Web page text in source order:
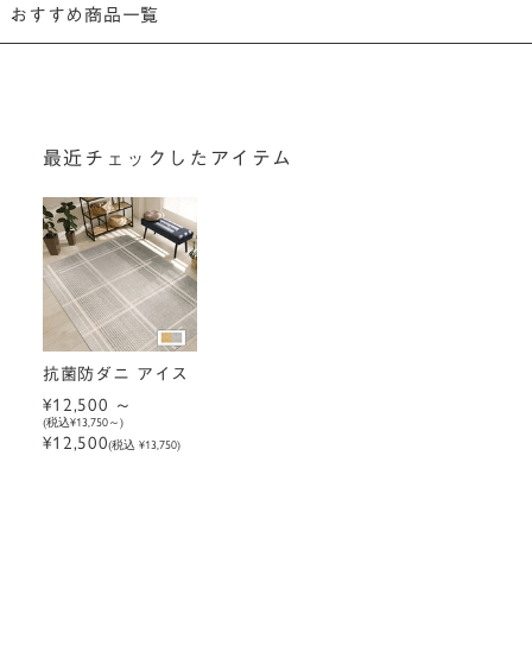
おすすめ商品一覧
最近チェックしたアイテム
抗菌防ダニ アイス
¥12,500
(税込¥13,750 )
¥12,500(税込 ¥13,750)